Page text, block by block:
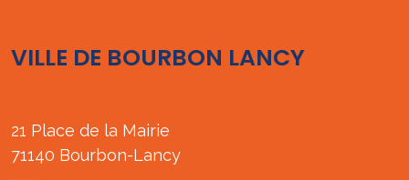
VILLE DE BOURBON LANCY
21 Place de la Mairie
71140 Bourbon-Lancy